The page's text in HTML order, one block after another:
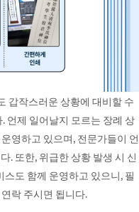
갑작스러운 상황에 대비할 수
언제 일어날지 모르는 장례 상
영하고 있으며, 전문가들이 언
. 또한, 위급한 상황 발생 시 신
도 함께 운영하고 있으니, 필
락 주시면 됩니다.